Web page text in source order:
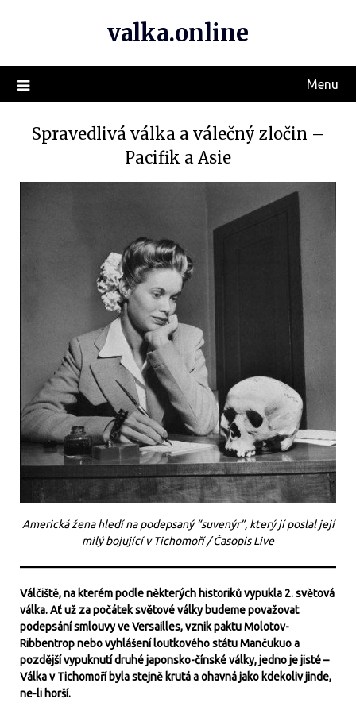
valka.online
Menu
Spravedlivá válka a válečný zločin –
Pacifik a Asie
Americká žena hledí na podepsaný “suvenýr”, který jí poslal její
milý bojující v Tichomoří / Časopis Live
Válčiště, na kterém podle některých historiků vypukla 2. světová
válka. Ať už za počátek světové války budeme považovat
podepsání smlouvy ve Versailles, vznik paktu Molotov-
Ribbentrop nebo vyhlášení loutkového státu Mančukuo a
pozdější vypuknutí druhé japonsko-čínské války, jedno je jisté –
Válka v Tichomoří byla stejně krutá a ohavná jako kdekoliv jinde,
ne-li horší.